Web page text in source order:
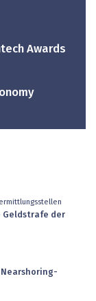
Awards
Geldstrafe der